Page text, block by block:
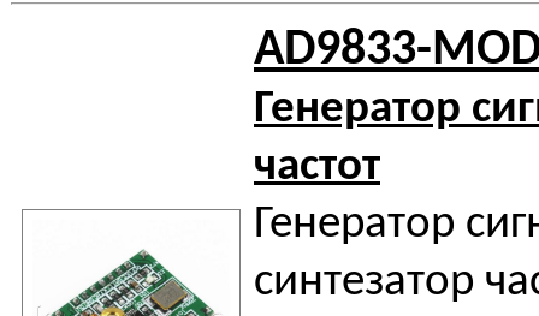
AD9833-
Генератор
частот
Генератор
синтезатор